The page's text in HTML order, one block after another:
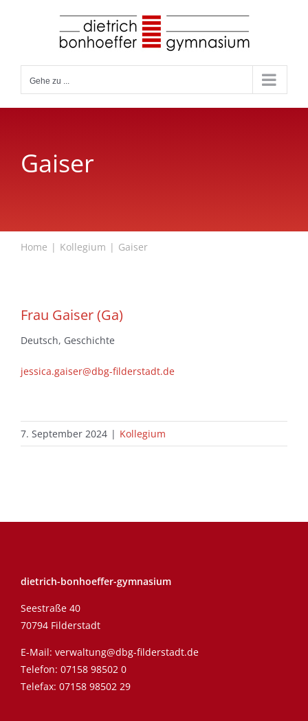
Gehe zu ...
Gaiser
Home Kollegium Gaiser
Frau Gaiser (Ga)
Deutsch, Geschichte
jessica.gaiser@dbg-filderstadt.de
7. September 2024 | Kollegium
dietrich-bonhoeffer-gymnasium
Seestraße 40
70794 Filderstadt
E-Mail: verwaltung@dbg-filderstadt.de
Telefon: 07158 98502 0
Telefax: 07158 98502 29